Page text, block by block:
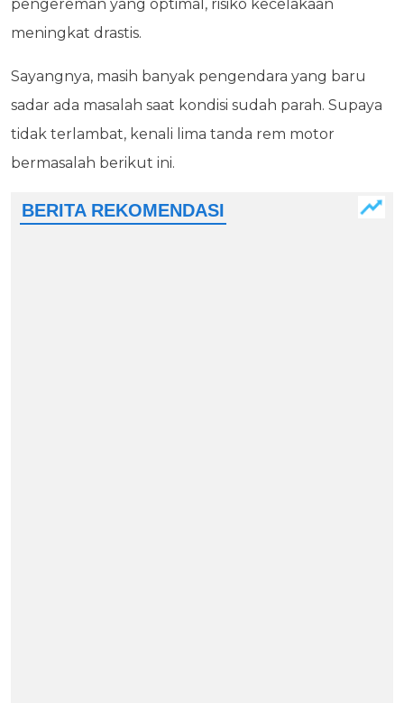
pengereman yang optimal, risiko kecelakaan
meningkat drastis.
Sayangnya, masih banyak pengendara yang baru
sadar ada masalah saat kondisi sudah parah. Supaya
tidak terlambat, kenali lima tanda rem motor
bermasalah berikut ini.